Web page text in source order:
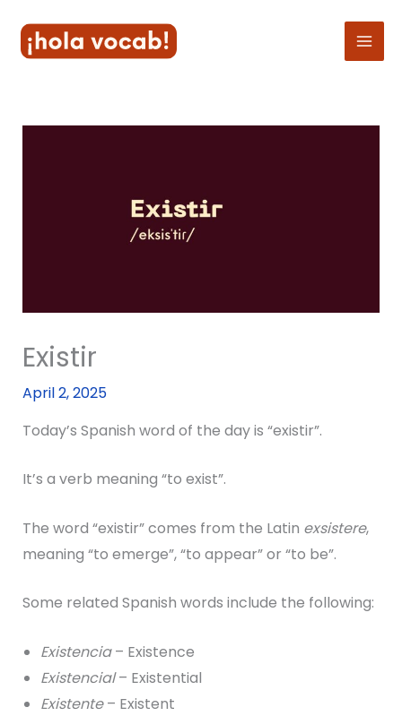
content
Existir
April 2, 2025
Today’s Spanish word of the day is “existir”.
It’s a verb meaning “to exist”.
The word “existir” comes from the Latin exsistere,
meaning “to emerge”, “to appear” or “to be”.
Some related Spanish words include the following:
Existencia– Existence
Existencial– Existential
Existente– Existent